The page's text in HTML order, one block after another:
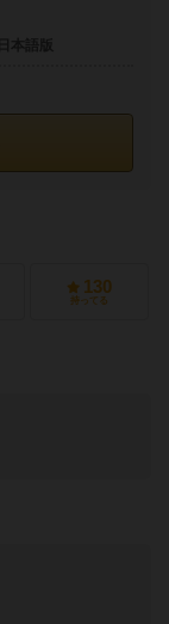
130
持ってる